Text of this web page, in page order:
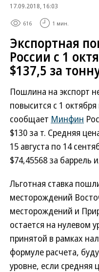
17.09.2018, 16:03
616 1 мин.
Экспортная
России с 1
$137,5 за
Пошлина на экспорт
повысится с 1
сообщает Минфин
$130 за т. Средняя
15 августа по 14
$74,45568 за баррель
Льготная ставка
месторождений
месторождений и
остается на нулевом
принятой в рамках
формуле расчета,
уровне, если средняя